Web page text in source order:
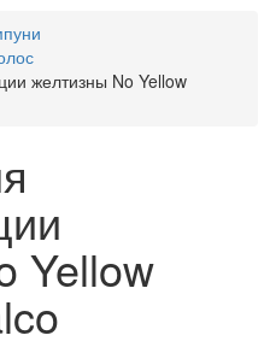
желтизны No Yellow
Yellow